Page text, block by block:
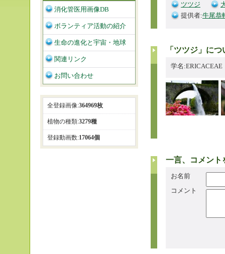
ツツジ
提供者:牛尾恭
「ツツジ」につ
学名:ERICACEAE
一言、コメント
お名前
コメント
消化管医用画像DB
ボランティア活動の紹介
生命の進化と宇宙・地球
関連リンク
お問い合わせ
全登録画像:364969枚
植物の種類:3279種
登録動画数:17064個